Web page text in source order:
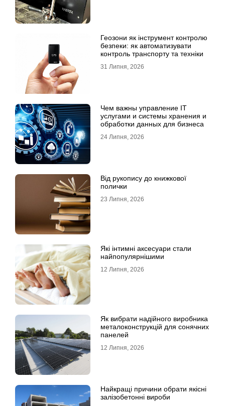
Геозони як інструмент контролю
безпеки: як автоматизувати
контроль транспорту та техніки
31 Липня, 2026
Чем важны управление IT
услугами и системы хранения и
обработки данных для бизнеса
24 Липня, 2026
Від рукопису до книжкової
полички
23 Липня, 2026
Які інтимні аксесуари стали
найпопулярнішими
12 Липня, 2026
Як вибрати надійного виробника
металоконструкцій для сонячних
панелей
12 Липня, 2026
Найкращі причини обрати якісні
залізобетонні вироби